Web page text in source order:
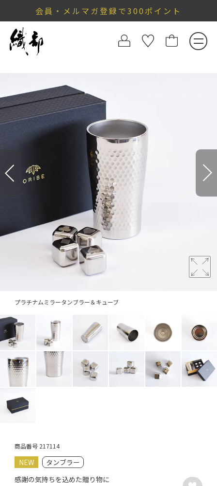
会員・メルマガ登録で300ポイント
プラチナムミラータンブラー＆キューブ
商品番号 217114
NEW
タンブラー
感謝の気持ちを込めた贈り物に